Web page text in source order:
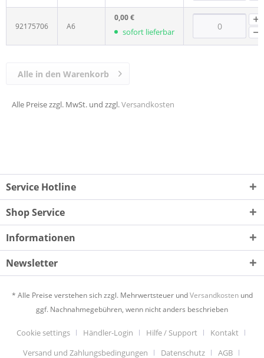
92175706 A6
0,00 €
sofort lieferbar
Alle Preise zzgl. MwSt. und zzgl.Versandkosten
Alle in den Warenkorb
Service Hotline
Shop Service
Informationen
Newsletter
* Alle Preise verstehen sich zzgl. Mehrwertsteuer undVersandkostenund
ggf. Nachnahmegebühren, wenn nicht anders beschrieben
Cookie settings Händler-Login Hilfe / Support
Kontakt
Versand und Zahlungsbedingungen
Datenschutz AGB